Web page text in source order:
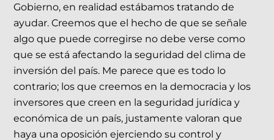
Gobierno, en realidad estábamos tratando de
ayudar. Creemos que el hecho de que se señale
algo que puede corregirse no debe verse como
que se está afectando la seguridad del clima de
inversión del país. Me parece que es todo lo
contrario; los que creemos en la democracia y los
inversores que creen en la seguridad jurídica y
económica de un país, justamente valoran que
haya una oposición ejerciendo su control y